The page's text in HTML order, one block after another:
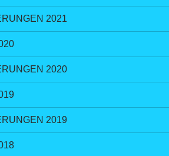
2021
2020
2019